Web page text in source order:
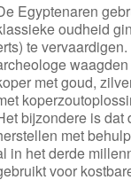
Egyptenaren
oudheid
te
met goud,
bijzondere is
met
in het derde
voor